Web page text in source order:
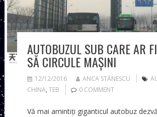
AUTOBUZUL SUB CARE AR
SĂ CIRCULE MAȘINI
12/12/2016 ANCA STĂNESCU
CHINA, TEB 0 COMMENT
Vă mai amintiți giganticul autobuz